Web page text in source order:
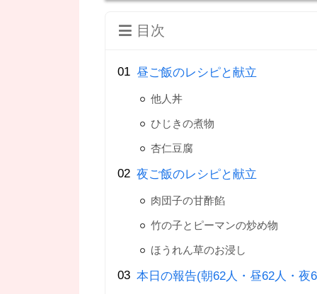
目次
昼ご飯のレシピと献立
他人丼
ひじきの煮物
杏仁豆腐
夜ご飯のレシピと献立
肉団子の甘酢餡
竹の子とピーマンの炒め物
ほうれん草のお浸し
本日の報告(朝62人・昼62人・夜